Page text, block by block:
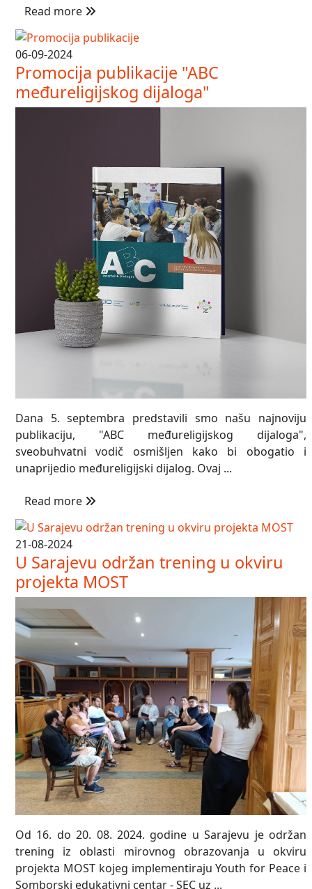
Read more
06-09-2024
Promocija publikacije "ABC
međureligijskog dijaloga"
Dana 5. septembra predstavili smo našu najnoviju
publikaciju, "ABC međureligijskog dijaloga",
sveobuhvatni vodič osmišljen kako bi obogatio i
unaprijedio međureligijski dijalog. Ovaj ...
Read more
21-08-2024
U Sarajevu održan trening u okviru
projekta MOST
Od 16. do 20. 08. 2024. godine u Sarajevu je održan
trening iz oblasti mirovnog obrazovanja u okviru
projekta MOST kojeg implementiraju Youth for Peace i
Somborski edukativni centar - SEC uz ...